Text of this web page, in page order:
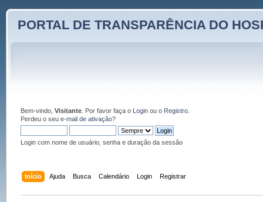
PORTAL DE TRANSPARÊNCIA DO
Bem-vindo, Visitante. Por favor faça o Loginou o Registro.
Perdeu o seu e-mail de ativação?
Login com nome de usuário, senha e duração da sessão
Início Ajuda Busca Calendário Login Registrar